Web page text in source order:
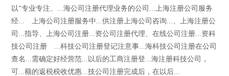
以“专业专注、...海公司注册代理业务的公司...上海注册公司服务
经... 上海公司注册服务中...供注册上海公司咨询...、上海注册公
司...指导、上海公司注册...资公司注册代理、在线公司注册...资科
技公司注册 ...科技公司注册登记注意事...海科技公司注册在公司
查名...需确定好经营范...以后的工商注册登...海注册科技公司，
可...额的返税税收优惠...技公司注册完成后，在以后...